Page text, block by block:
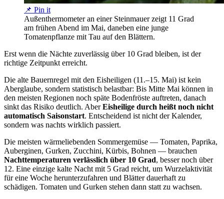
📌 Pin it
Außenthermometer an einer Steinmauer zeigt 11 Grad
am frühen Abend im Mai, daneben eine junge
Tomatenpflanze mit Tau auf den Blättern.
Erst wenn die Nächte zuverlässig über 10 Grad bleiben, ist der
richtige Zeitpunkt erreicht.
Die alte Bauernregel mit den Eisheiligen (11.–15. Mai) ist kein
Aberglaube, sondern statistisch belastbar: Bis Mitte Mai können in
den meisten Regionen noch späte Bodenfröste auftreten, danach
sinkt das Risiko deutlich. AberEisheilige durch heißt noch nicht
automatisch Saisonstart. Entscheidend ist nicht der Kalender,
sondern was nachts wirklich passiert.
Die meisten wärmeliebenden Sommergemüse — Tomaten, Paprika,
Auberginen, Gurken, Zucchini, Kürbis, Bohnen — brauchen
Nachttemperaturen verlässlich über 10 Grad, besser noch über
12. Eine einzige kalte Nacht mit 5 Grad reicht, um Wurzelaktivität
für eine Woche herunterzufahren und Blätter dauerhaft zu
schädigen. Tomaten und Gurken stehen dann statt zu wachsen.